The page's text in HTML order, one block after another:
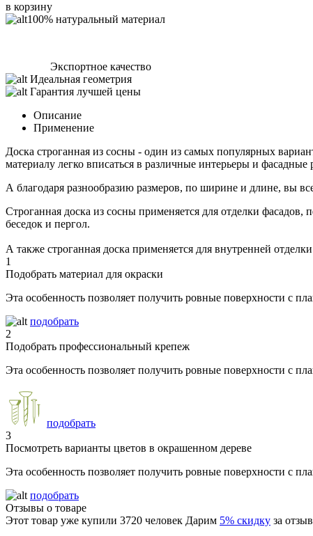
в корзину
100% натуральный материал
Экспортное качество
Идеальная геометрия
Гарантия лучшей цены
Описание
Применение
Доска строганная из сосны - один из самых популярных
материалу легко вписаться в различные интерьеры и фасадные
А благодаря разнообразию размеров, по ширине и длине, вы
Строганная доска из сосны применяется для отделки
беседок и пергол.
А также строганная доска применяется для внутренней
1
Подобрать материал для окраски
Эта особенность позволяет получить ровные поверхности с
подобрать
2
Подобрать профессиональный крепеж
Эта особенность позволяет получить ровные поверхности с
подобрать
3
Посмотреть варианты цветов в окрашенном дереве
Эта особенность позволяет получить ровные поверхности с
подобрать
Отзывы о товаре
Этот товар уже купили 3720 человек Дарим 5% скидку за